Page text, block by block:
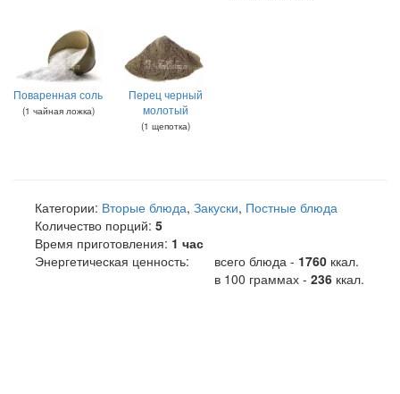
Поваренная соль
(1 чайная ложка)
Перец черный
молотый
(1 щепотка)
Категории: Вторые блюда, Закуски, Постные блюда
Количество порций: 5
Время приготовления: 1 час
Энергетическая ценность:
всего блюда - 1760 ккал.
в 100 граммах - 236 ккал.